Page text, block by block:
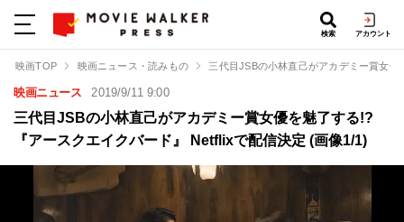
検索 アカウント
映画TOP 映画ニュース・読みもの 三代目JSBの小林直己がアカデミー賞女
映画ニュース 2019/9/11 9:00
三代目JSBの小林直己がアカデミー賞女優を魅了する!?
『アースクエイクバード』 Netflixで配信決定 (画像1/1)